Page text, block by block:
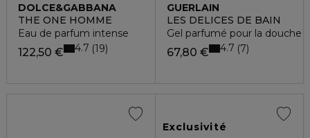
DOLCE&GABBANA
THE ONE HOMME
Eau de parfum intense
122,50 € 4.7 19
GUERLAIN
LES DELICES DE BAIN
Gel parfumé pour la douche
67,80 € 4.7 7
Exclusivité